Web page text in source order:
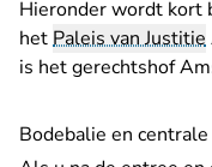
Hieronder wordt kort
hetPaleis van Justitie
is het gerechtshof
Bodebalie en